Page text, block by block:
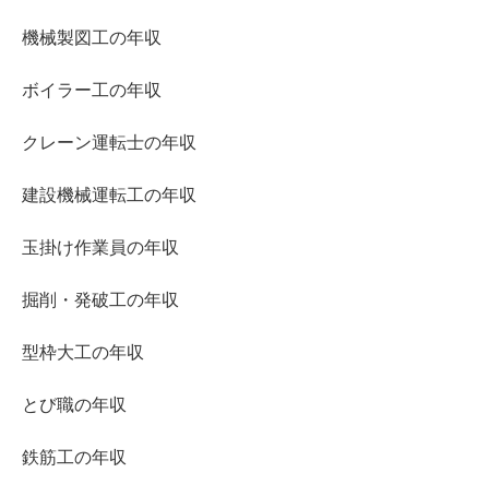
機械製図工の年収
ボイラー工の年収
クレーン運転士の年収
建設機械運転工の年収
玉掛け作業員の年収
掘削・発破工の年収
型枠大工の年収
とび職の年収
鉄筋工の年収